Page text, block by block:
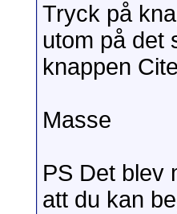
Tryck på
utom på det
knappen
Masse
PS Det blev
att du kan